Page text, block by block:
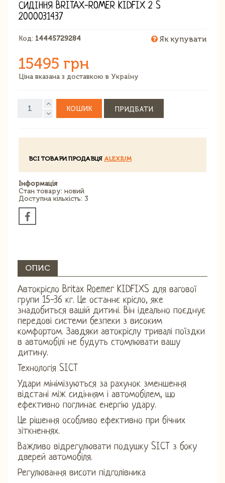
СИДІННЯ BRITAX-ROMER KIDFIX 2 S
2000031437
Код: 14445729284 Як купувати
15495 грн
Ціна вказана з доставкою в Україну
КОШИК ПРИДБАТИ
ВСІ ТОВАРИ ПРОДАВЦЯ ALEXIUM
Інформація
Стан товару: новий
Доступна кількість: 3
ОПИС
Автокрісло Britax Roemer KIDFIXS для вагової
групи 15-36 кг. Це останнє крісло, яке
знадобиться вашій дитині. Він ідеально поєднує
передові системи безпеки з високим
комфортом. Завдяки автокріслу тривалі поїздки
в автомобілі не будуть стомлювати вашу
дитину.
Технологія SICT
Удари мінімізуються за рахунок зменшення
відстані між сидінням і автомобілем, що
ефективно поглинає енергію удару.
Це рішення особливо ефективно при бічних
зіткненнях.
Важливо відрегулювати подушку SICT з боку
дверей автомобіля.
Регулювання висоти підголівника